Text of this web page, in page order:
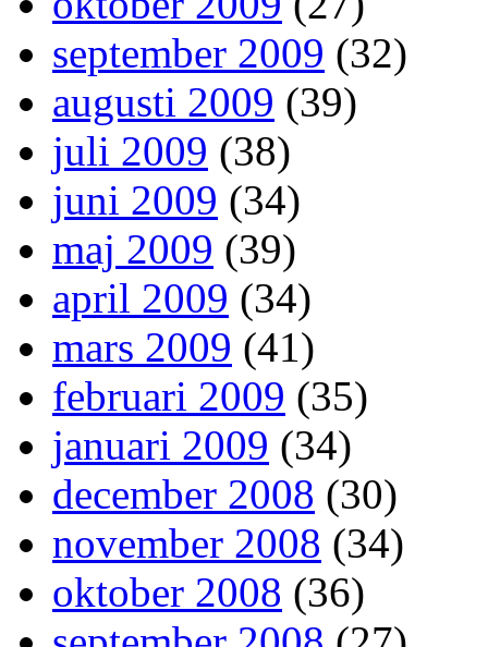
september 2009 (32)
augusti 2009 (39)
juli 2009 (38)
juni 2009 (34)
maj 2009 (39)
april 2009 (34)
mars 2009 (41)
februari 2009 (35)
januari 2009 (34)
december 2008 (30)
november 2008 (34)
oktober 2008 (36)